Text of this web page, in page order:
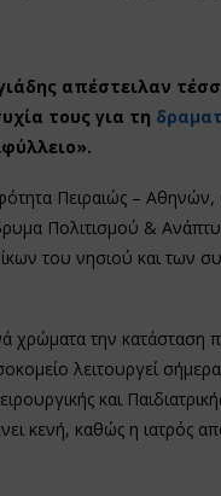
απέστειλαν
τους για τη
Πειραιώς –
Πολιτισμού &
του νησιού και των
χρώματα την κατάσταση
λειτουργεί σήμερα
και
κενή, καθώς η ιατρός